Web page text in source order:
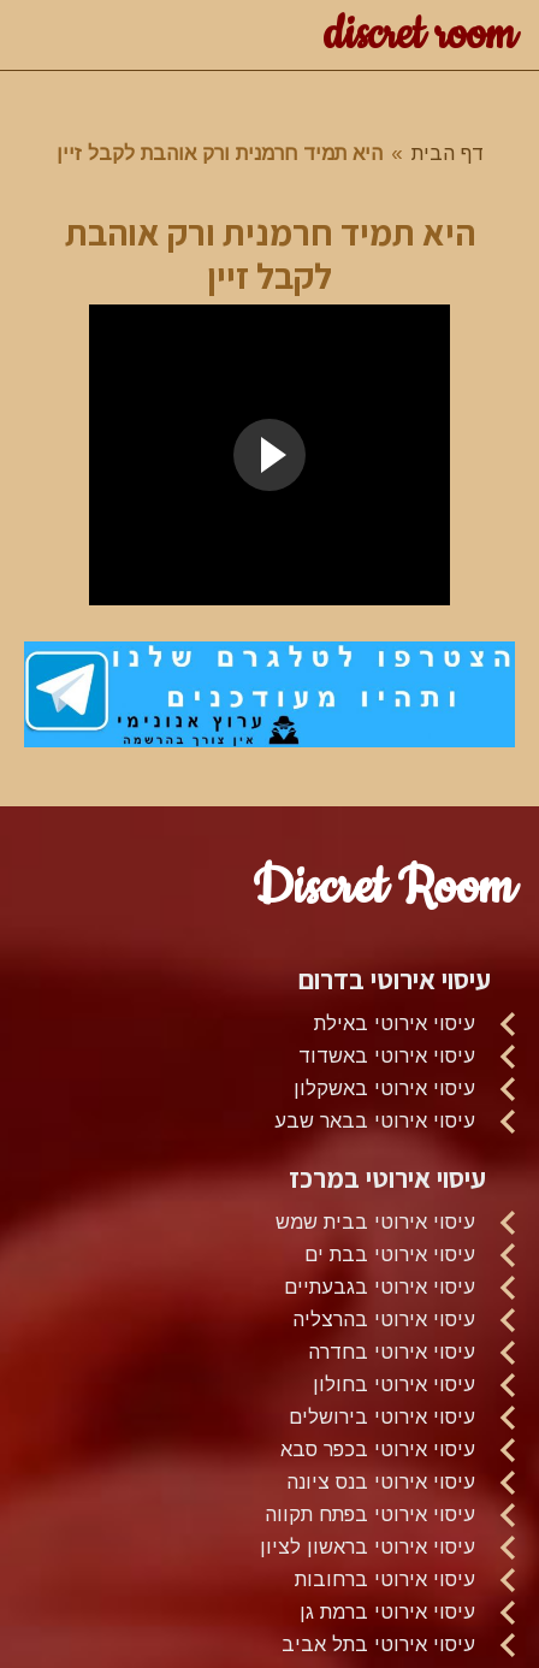
discret room
דף הבית » היא תמיד חרמנית ורק אוהבת לקבל זיין
היא תמיד חרמנית ורק אוהבת
לקבל זיין
Discret Room
עיסוי אירוטי בדרום
עיסוי אירוטי באילת
עיסוי אירוטי באשדוד
עיסוי אירוטי באשקלון
עיסוי אירוטי בבאר שבע
עיסוי אירוטי במרכז
עיסוי אירוטי בבית שמש
עיסוי אירוטי בבת ים
עיסוי אירוטי בגבעתיים
עיסוי אירוטי בהרצליה
עיסוי אירוטי בחדרה
עיסוי אירוטי בחולון
עיסוי אירוטי בירושלים
עיסוי אירוטי בכפר סבא
עיסוי אירוטי בנס ציונה
עיסוי אירוטי בפתח תקווה
עיסוי אירוטי בראשון לציון
עיסוי אירוטי ברחובות
עיסוי אירוטי ברמת גן
עיסוי אירוטי בתל אביב